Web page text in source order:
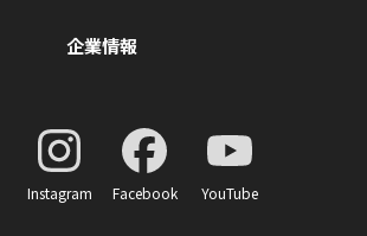
企業情報
Instagram Facebook YouTube